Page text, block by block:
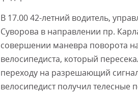
В 17.00 42-летний водитель,
Суворова в направлении пр.
совершении маневра поворота
велосипедиста, который
переходу на разрешающий
велосипедист получил